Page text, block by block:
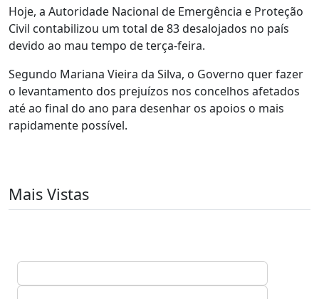
Hoje, a Autoridade Nacional de Emergência e Proteção
Civil contabilizou um total de 83 desalojados no país
devido ao mau tempo de terça-feira.
Segundo Mariana Vieira da Silva, o Governo quer fazer
o levantamento dos prejuízos nos concelhos afetados
até ao final do ano para desenhar os apoios o mais
rapidamente possível.
Mais Vistas